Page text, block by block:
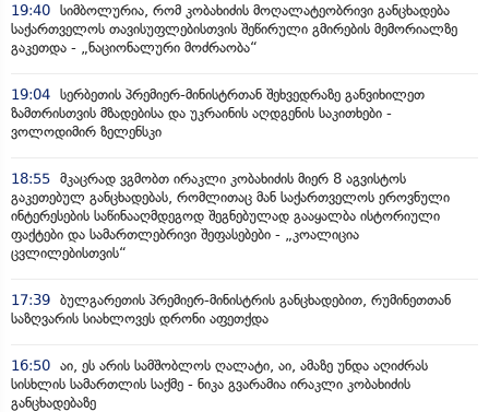
19:40 სიმბოლურია, რომ კობახიძის მოღალატეობრივი განცხადება
საქართველოს თავისუფლებისთვის შეწირული გმირების მემორიალზე
გაკეთდა - „ნაციონალური მოძრაობა“
19:04 სერბეთის პრემიერ-მინისტრთან შეხვედრაზე განვიხილეთ
ზამთრისთვის მზადებისა და უკრაინის აღდგენის საკითხები -
ვოლოდიმირ ზელენსკი
18:55 მკაცრად ვგმობთ ირაკლი კობახიძის მიერ 8 აგვისტოს
გაკეთებულ განცხადებას, რომლითაც მან საქართველოს ეროვნული
ინტერესების საწინააღმდეგოდ შეგნებულად გააყალბა ისტორიული
ფაქტები და სამართლებრივი შეფასებები - „კოალიცია
ცვლილებისთვის“
17:39 ბულგარეთის პრემიერ-მინისტრის განცხადებით, რუმინეთთან
საზღვარის სიახლოვეს დრონი აფეთქდა
16:50 აი, ეს არის სამშობლოს ღალატი, აი, ამაზე უნდა აღიძრას
სისხლის სამართლის საქმე - ნიკა გვარამია ირაკლი კობახიძის
განცხადებაზე